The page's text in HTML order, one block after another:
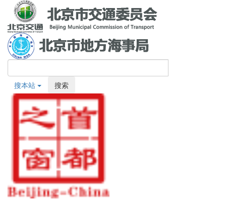
搜本站 搜索